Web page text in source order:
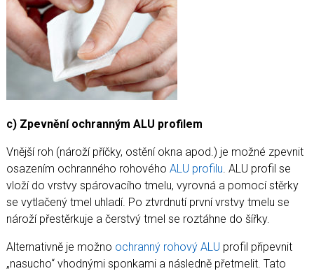
c) Zpevnění ochranným ALU profilem
Vnější roh (nároží příčky, ostění okna apod.) je možné zpevnit
osazením ochranného rohového ALU profilu. ALU profil se
vloží do vrstvy spárovacího tmelu, vyrovná a pomocí stěrky
se vytlačený tmel uhladí. Po ztvrdnutí první vrstvy tmelu se
nároží přestěrkuje a čerstvý tmel se roztáhne do šířky.
Alternativně je možno ochranný rohový ALU profil připevnit
„nasucho“ vhodnými sponkami a následně přetmelit. Tato